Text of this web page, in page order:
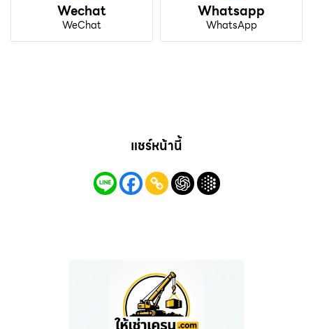
Wechat
WeChat
Whatsapp
WhatsApp
แชร์หน้านี้